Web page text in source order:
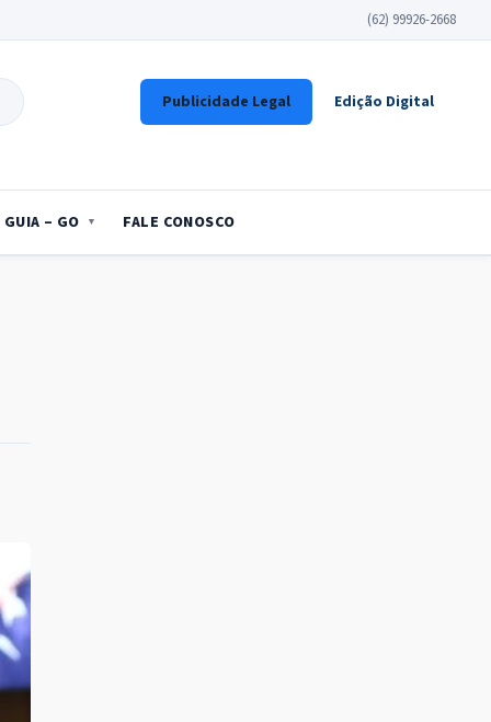
(62) 99926-2668
Publicidade Legal Edição Digital
GUIA – GO FALE CONOSCO